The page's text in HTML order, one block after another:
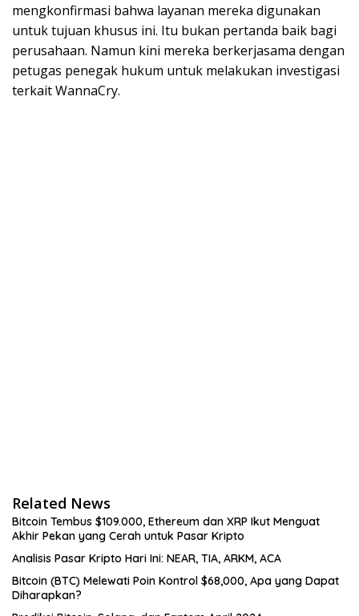
mengkonfirmasi bahwa layanan mereka digunakan
untuk tujuan khusus ini. Itu bukan pertanda baik bagi
perusahaan. Namun kini mereka berkerjasama dengan
petugas penegak hukum untuk melakukan investigasi
terkait WannaCry.
Related News
Bitcoin Tembus $109.000, Ethereum dan XRP Ikut Menguat
Akhir Pekan yang Cerah untuk Pasar Kripto
Analisis Pasar Kripto Hari Ini: NEAR, TIA, ARKM, ACA
Bitcoin (BTC) Melewati Poin Kontrol $68,000, Apa yang Dapat
Diharapkan?